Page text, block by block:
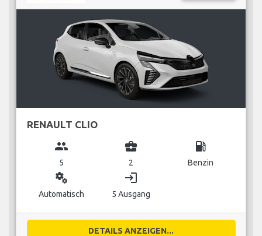
RENAULT CLIO
group
5
business_center
2
local_gas_station
Benzin
miscellaneous_services
Automatisch
login
5 Ausgang
DETAILS ANZEIGEN...